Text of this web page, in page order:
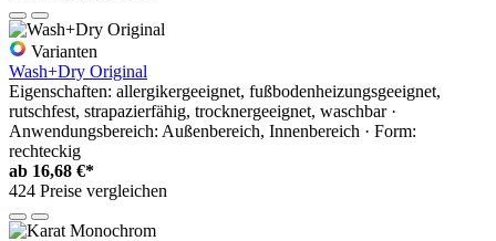
Varianten
Wash+Dry Original
Eigenschaften: allergikergeeignet, fußbodenheizungsgeeignet,
rutschfest, strapazierfähig, trocknergeeignet, waschbar ·
Anwendungsbereich: Außenbereich, Innenbereich · Form:
rechteckig
ab 16,68 €*
424 Preise vergleichen